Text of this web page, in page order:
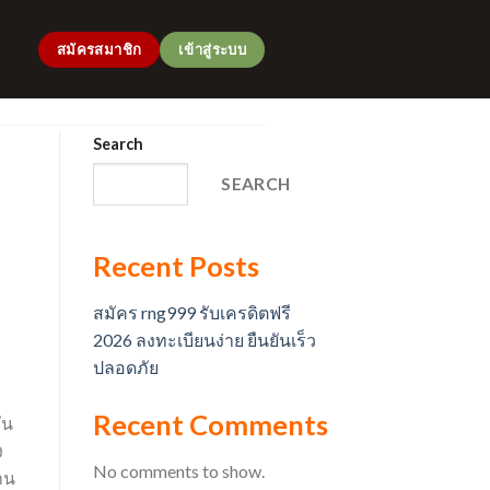
สมัครสมาชิก เข้าสู่ระบบ
น
Search
SEARCH
Recent Posts
สมัคร rng999 รับเครดิตฟรี
2026 ลงทะเบียนง่าย ยืนยันเร็ว
ปลอดภัย
Recent Comments
No comments to show.